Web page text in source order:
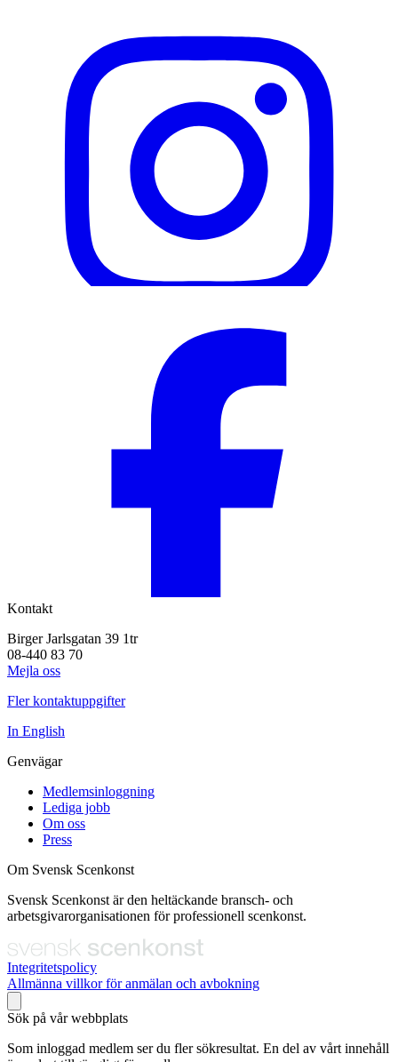
Kontakt
Birger Jarlsgatan 39 1tr
08-440 83 70
Mejla oss
Fler kontaktuppgifter
In English
Genvägar
Medlemsinloggning
Lediga jobb
Om oss
Press
Om Svensk Scenkonst
Svensk Scenkonst är den heltäckande bransch- och
arbetsgivarorganisationen för professionell scenkonst.
Integritetspolicy
Allmänna villkor för anmälan och avbokning
Sök på vår webbplats
Som inloggad medlem ser du fler sökresultat. En del av vårt innehåll